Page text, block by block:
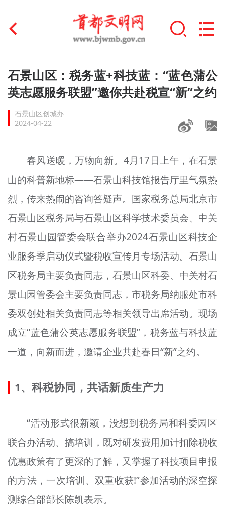
首页
文明创建
+
文明实践
未成年人思想道德建设
榜样人物
+
身边好人
文明评论
北京宣传文化引导基金
专题
资料库
+
石景山区：税务蓝+科技蓝：“蓝色蒲公
英志愿服务联盟”邀你共赴税宣“新”之约
石景山区创城办
2024-04-22
春风送暖，万物向新。4月17日上午，在石景
山的科普新地标——石景山科技馆报告厅里气氛热
烈，传来热闹的咨询答疑声。国家税务总局北京市
石景山区税务局与石景山区科学技术委员会、中关
村石景山园管委会联合举办2024石景山区科技企
业服务季启动仪式暨税收宣传月专场活动。石景山
区税务局主要负责同志，石景山区科委、中关村石
景山园管委会主要负责同志，市税务局纳服处市科
委双创处相关负责同志等相关领导出席活动。现场
成立“蓝色蒲公英志愿服务联盟”，税务蓝与科技蓝
一道，向新而进，邀请企业共赴春日“新”之约。
1、科税协同，共话新质生产力
“活动形式很新颖，没想到税务局和科委园区
联合办活动、搞培训，既对研发费用加计扣除税收
优惠政策有了更深的了解，又掌握了科技项目申报
的方法，一次培训、双重收获!”参加活动的深空探
测综合部部长陈凯表示。